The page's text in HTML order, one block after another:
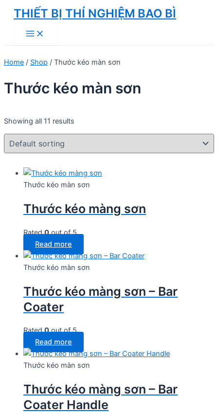
Skip
content
THIẾT BỊ THÍ NGHIỆM BAO BÌ
Main
Menu
Home / Shop / Thước kéo màn sơn
Thước kéo màn sơn
Showing all 11 results
Thước kéo màn sơn
Thước kéo màng sơn
Rated0out of 5
Read more
Thước kéo màn sơn
Thước kéo màng sơn – Bar
Coater
Rated0out of 5
Read more
Thước kéo màn sơn
Thước kéo màng sơn – Bar
Coater Handle